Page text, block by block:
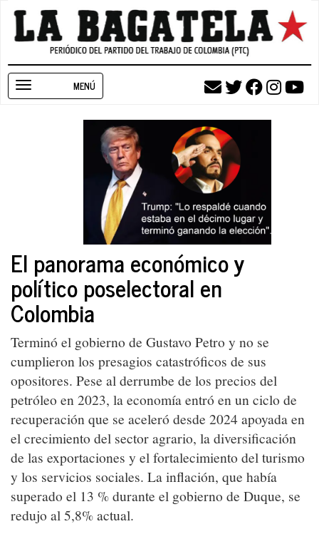
Pasar
contenido
navigation
El panorama económico y
político poselectoral en
Colombia
Terminó el gobierno de Gustavo Petro y no se
cumplieron los presagios catastróficos de sus
opositores. Pese al derrumbe de los precios del
petróleo en 2023, la economía entró en un ciclo de
recuperación que se aceleró desde 2024 apoyada en
el crecimiento del sector agrario, la diversificación
de las exportaciones y el fortalecimiento del turismo
y los servicios sociales. La inflación, que había
superado el 13 % durante el gobierno de Duque, se
redujo al 5,8% actual.